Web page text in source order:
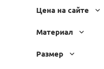
Цена на сайте
Материал
Размер